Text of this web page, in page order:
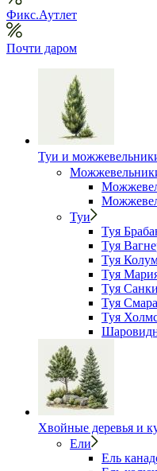
Фикс.Аутлет
Почти даром
Туи и
Туи
Туя
Туя
Туя
Туя
Туя
Туя
Туя
Хвойные деревья и
Ели
Ель